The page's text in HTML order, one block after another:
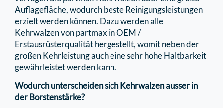
Auﬂageﬂäche, wodurch beste Reinigungsleistungen
erzielt werden können. Dazu werden alle
Kehrwalzen von partmax in OEM /
Erstausrüsterqualität hergestellt, womit neben der
großen Kehrleistung auch eine sehr hohe Haltbarkeit
gewährleistet werden kann.
Wodurch unterscheiden sich Kehrwalzen ausser in
der Borstenstärke?